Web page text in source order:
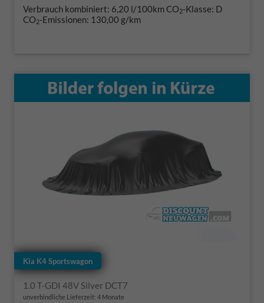
Verbrauch kombiniert: 6,20 l/100kmCO2-Klasse: D
CO2-Emissionen: 130,00 g/km
Kia K4 Sportswagon
1.0 T-GDI 48V Silver DCT7
unverbindliche Lieferzeit: 4 Monate